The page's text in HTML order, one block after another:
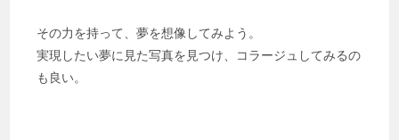
その力を持って、夢を想像してみよう。
実現したい夢に見た写真を見つけ、コラージュしてみるの
も良い。